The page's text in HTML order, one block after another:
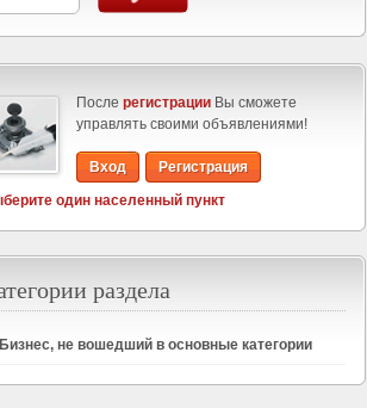
После регистрации Вы сможете
управлять своими объявлениями!
Вход
Регистрация
один населенный пункт
раздела
Бизнес, не вошедший в основные категории